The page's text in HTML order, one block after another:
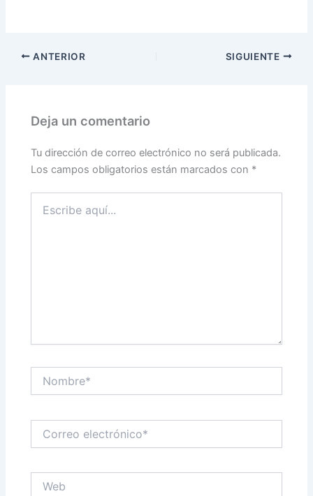
ANTERIOR SIGUIENTE
Deja un comentario
Tu dirección de correo electrónico no será publicada.
Los campos obligatorios están marcados con *
aquí...
electrónico*